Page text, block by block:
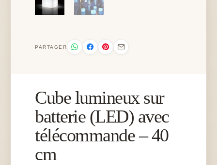
PARTAGER
Cube lumineux sur
batterie (LED) avec
télécommande – 40
cm